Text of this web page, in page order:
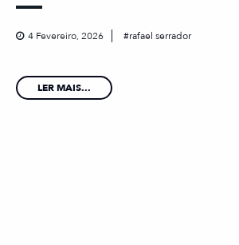
4 Fevereiro, 2026 rafael serrador
LER MAIS...